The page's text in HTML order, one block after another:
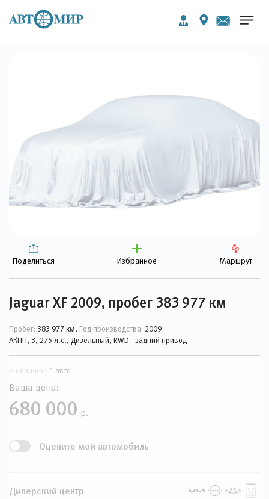
Поделиться Избранное Маршрут
Jaguar XF 2009, пробег 383 977 км
Пробег: 383 977 км, Год производства: 2009
АКПП, 3, 275 л.с., Дизельный, RWD - задний привод
В наличии: 1 авто
Ваша цена:
680 000 р.
Оцените мой автомобиль
Дилерский центр